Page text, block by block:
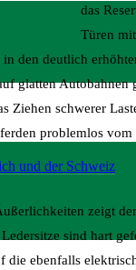
und der Schweiz
das
Türen
den deutlich
glatten
Ziehen schwerer
problemlos vom
zeigt
sind hart
die ebenfalls